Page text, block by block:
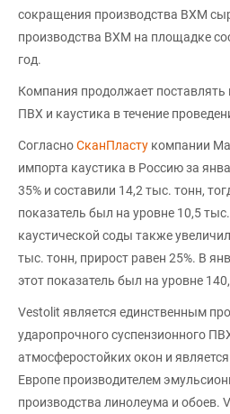
сокращения производства ВХМ
производства ВХМ на площадке
год.
Компания продолжает
ПВХ и каустика в течение
СогласноСканПласту компании
импорта каустика в Россию за
35% и составили 14,2 тыс. тонн,
показатель был на уровне 10,5
каустической соды также
тыс. тонн, прирост равен 25%. В
этот показатель был на уровне
Vestolit является единственным
ударопрочного суспензионного
атмосферостойких окон и
Европе производителем
производства линолеума и обоев.